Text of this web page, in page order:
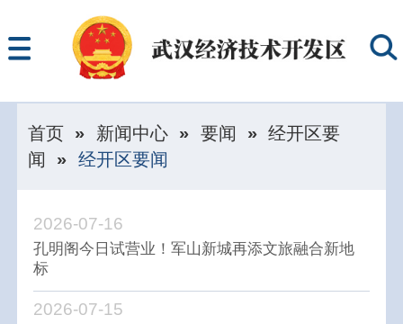
首页 » 新闻中心 » 要闻 » 经开区要
闻
» 经开区要闻
孔明阁今日试营业！军山新城再添文旅融合新地
标
2026-07-16
2026-07-15